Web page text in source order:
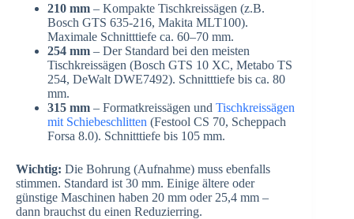
210 mm – Kompakte Tischkreissägen (z.B.
Bosch GTS 635-216, Makita MLT100).
Maximale Schnitttiefe ca. 60–70 mm.
254 mm – Der Standard bei den meisten
Tischkreissägen (Bosch GTS 10 XC, Metabo TS
254, DeWalt DWE7492). Schnitttiefe bis ca. 80
mm.
315 mm – Formatkreissägen und Tischkreissägen
mit Schiebeschlitten (Festool CS 70, Scheppach
Forsa 8.0). Schnitttiefe bis 105 mm.
Wichtig: Die Bohrung (Aufnahme) muss ebenfalls
stimmen. Standard ist 30 mm. Einige ältere oder
günstige Maschinen haben 20 mm oder 25,4 mm –
dann brauchst du einen Reduzierring.